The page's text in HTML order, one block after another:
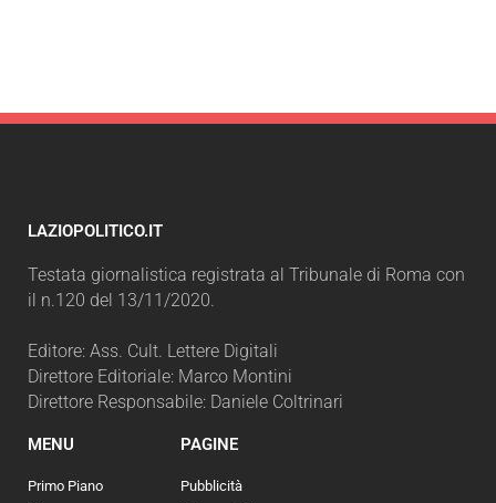
LAZIOPOLITICO.IT
Testata giornalistica registrata al Tribunale di Roma con
il n.120 del 13/11/2020.
Editore: Ass. Cult. Lettere Digitali
Direttore Editoriale: Marco Montini
Direttore Responsabile: Daniele Coltrinari
MENU
Primo Piano
PAGINE
Pubblicità